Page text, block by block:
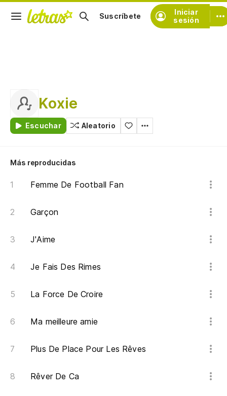
Iniciar
sesión
Suscríbete
Koxie
Escuchar Aleatorio
Más reproducidas
Femme De Football Fan
Garçon
J'Aime
Je Fais Des Rimes
La Force De Croire
Ma meilleure amie
Plus De Place Pour Les Rêves
Rêver De Ca